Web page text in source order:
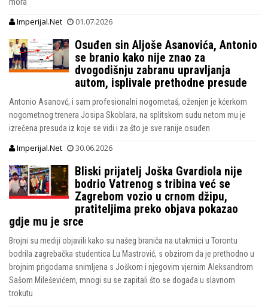
Imperijal.Net 01.07.2026
Osuđen sin Aljoše Asanovića, Antonio
se branio kako nije znao za
dvogodišnju zabranu upravljanja
autom, isplivale prethodne presude
Antonio Asanovć, i sam profesionalni nogometaš, oženjen je kćerkom
nogometnog trenera Josipa Skoblara, na splitskom sudu netom mu je
izrečena presuda iz koje se vidi i za što je sve ranije osuđen
Imperijal.Net 30.06.2026
Bliski prijatelj Joška Gvardiola nije
bodrio Vatrenog s tribina već se
Zagrebom vozio u crnom džipu,
pratiteljima preko objava pokazao
gdje mu je srce
Brojni su mediji objavili kako su našeg braniča na utakmici u Torontu
bodrila zagrebačka studentica Lu Mastrović, s obzirom da je prethodno u
brojnim prigodama snimljena s Joškom i njegovim vjernim Aleksandrom
Sašom Mileševićem, mnogi su se zapitali što se događa u slavnom
trokutu